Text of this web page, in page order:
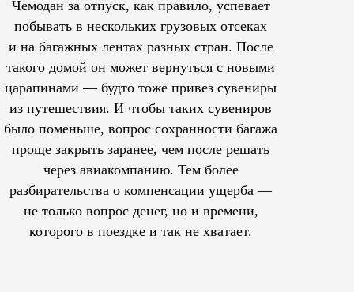
Чемодан за отпуск, как правило, успевает
побывать в нескольких грузовых отсеках
и на багажных лентах разных стран. После
такого домой он может вернуться с новыми
царапинами — будто тоже привез сувениры
из путешествия. И чтобы таких сувениров
было поменьше, вопрос сохранности багажа
проще закрыть заранее, чем после решать
через авиакомпанию. Тем более
разбирательства о компенсации ущерба —
не только вопрос денег, но и времени,
которого в поездке и так не хватает.